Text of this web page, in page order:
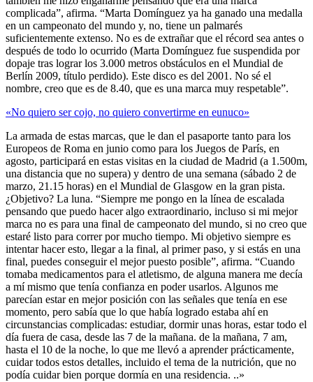
complicada”, afirma. “Marta Domínguez ya ha ganado una medalla
en un campeonato del mundo y, no, tiene un palmarés
suficientemente extenso. No es de extrañar que el récord sea antes o
después de todo lo ocurrido (Marta Domínguez fue suspendida por
dopaje tras lograr los 3.000 metros obstáculos en el Mundial de
Berlín 2009, título perdido). Este disco es del 2001. No sé el
nombre, creo que es de 8.40, que es una marca muy respetable”.
«No quiero ser cojo, no quiero convertirme en eunuco»
La armada de estas marcas, que le dan el pasaporte tanto para los
Europeos de Roma en junio como para los Juegos de París, en
agosto, participará en estas visitas en la ciudad de Madrid (a 1.500m,
una distancia que no supera) y dentro de una semana (sábado 2 de
marzo, 21.15 horas) en el Mundial de Glasgow en la gran pista.
¿Objetivo? La luna. “Siempre me pongo en la línea de escalada
pensando que puedo hacer algo extraordinario, incluso si mi mejor
marca no es para una final de campeonato del mundo, si no creo que
estaré listo para correr por mucho tiempo. Mi objetivo siempre es
intentar hacer esto, llegar a la final, al primer paso, y si estás en una
final, puedes conseguir el mejor puesto posible”, afirma. “Cuando
tomaba medicamentos para el atletismo, de alguna manera me decía
a mí mismo que tenía confianza en poder usarlos. Algunos me
parecían estar en mejor posición con las señales que tenía en ese
momento, pero sabía que lo que había logrado estaba ahí en
circunstancias complicadas: estudiar, dormir unas horas, estar todo el
día fuera de casa, desde las 7 de la mañana. de la mañana, 7 am,
hasta el 10 de la noche, lo que me llevó a aprender prácticamente,
cuidar todos estos detalles, incluido el tema de la nutrición, que no
podía cuidar bien porque dormía en una residencia. ..»